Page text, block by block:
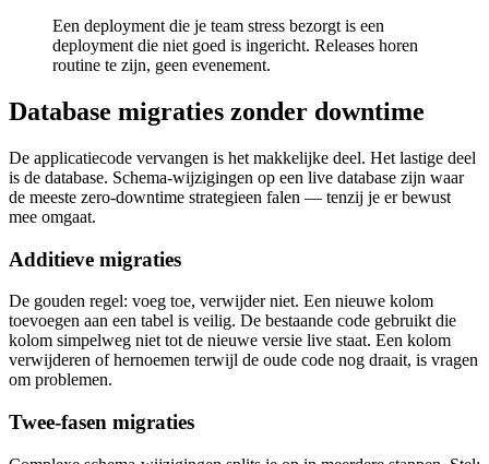
Een deployment die je team stress bezorgt is een
deployment die niet goed is ingericht. Releases horen
routine te zijn, geen evenement.
Database migraties zonder downtime
De applicatiecode vervangen is het makkelijke deel. Het lastige deel
is de database. Schema-wijzigingen op een live database zijn waar
de meeste zero-downtime strategieen falen — tenzij je er bewust
mee omgaat.
Additieve migraties
De gouden regel: voeg toe, verwijder niet. Een nieuwe kolom
toevoegen aan een tabel is veilig. De bestaande code gebruikt die
kolom simpelweg niet tot de nieuwe versie live staat. Een kolom
verwijderen of hernoemen terwijl de oude code nog draait, is vragen
om problemen.
Twee-fasen migraties